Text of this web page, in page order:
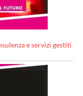
e servizi gestiti